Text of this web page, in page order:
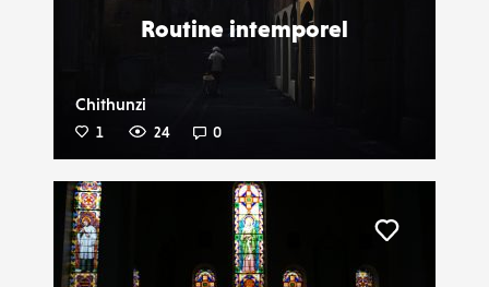
Routine intemporel
Chithunzi
1 24 0